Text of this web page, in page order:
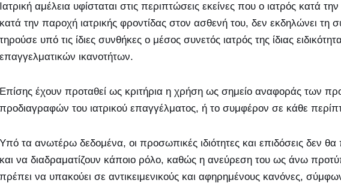
Ιατρική αμέλεια υφίσταται στις περιπτώσεις εκείνες που ο ιατρός κατά
κατά την παροχή ιατρικής φροντίδας στον ασθενή του, δεν εκδηλώνει τη
τηρούσε υπό τις ίδιες συνθήκες ο μέσος συνετός ιατρός της ίδιας
επαγγελματικών ικανοτήτων.
Επίσης έχουν προταθεί ως κριτήρια η χρήση ως σημείο αναφοράς των
προδιαγραφών του ιατρικού επαγγέλματος, ή το συμφέρον σε κάθε
Υπό τα ανωτέρω δεδομένα, οι προσωπικές ιδιότητες και επιδόσεις δεν
και να διαδραματίζουν κάποιο ρόλο, καθώς η ανεύρεση του ως άνω
πρέπει να υπακούει σε αντικειμενικούς και αφηρημένους κανόνες,